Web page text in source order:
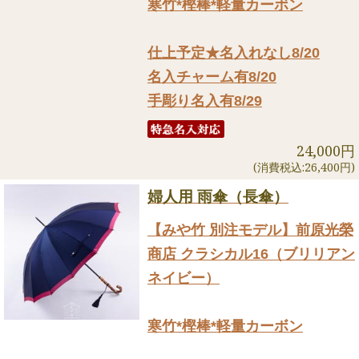
寒竹*樫棒*軽量カーボン
仕上予定★名入れなし8/20
名入チャーム有8/20
手彫り名入有8/29
24,000円
(消費税込:26,400円)
婦人用 雨傘（長傘）
【みや竹 別注モデル】前原光榮
商店 クラシカル16（ブリリアン
ネイビー）
寒竹*樫棒*軽量カーボン